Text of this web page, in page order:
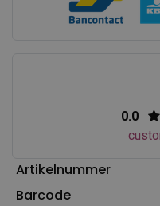
0.0
Artikelnummer
Barcode